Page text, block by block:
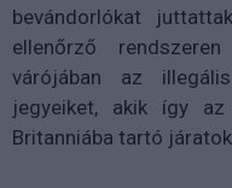
bevándorlókat
ellenőrző
várójában az
jegyeiket, akik így
Britanniába tartó